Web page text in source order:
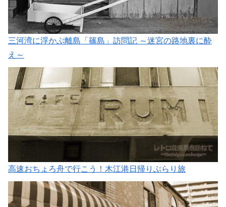
三河湾に浮かぶ離島「篠島」訪問記 ～迷宮の路地裏に酔
え～
高速おちょろ舟で行こう！木江港日帰りぶらり旅